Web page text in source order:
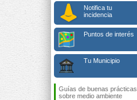
Notifica tu
incidencia
Puntos de interés
Tu Municipio
Guías de buenas prácticas
sobre medio ambiente